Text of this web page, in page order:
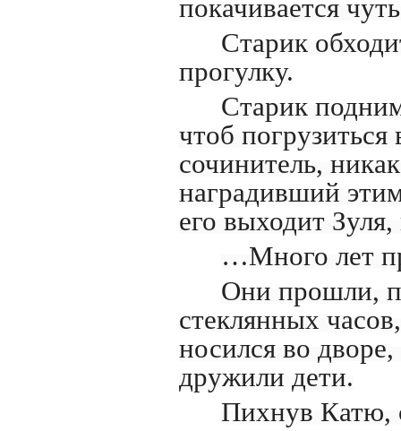
покачивается
Старик
прогулку.
Старик
чтоб погрузиться
сочинитель,
наградивший
его выходит
…Много лет
Они прошли,
стеклянных
носился во
дружили дети.
Пихнув Катю,